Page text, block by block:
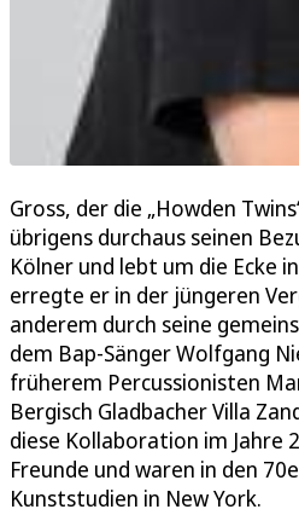
Gross, der die „Howden
übrigens durchaus seinen
Kölner und lebt um die Ecke
erregte er in der jüngeren
anderem durch seine
dem Bap-Sänger Wolfgang
früherem Percussionisten
Bergisch Gladbacher Villa
diese Kollaboration im Jahre
Freunde und waren in den
Kunststudien in New York.